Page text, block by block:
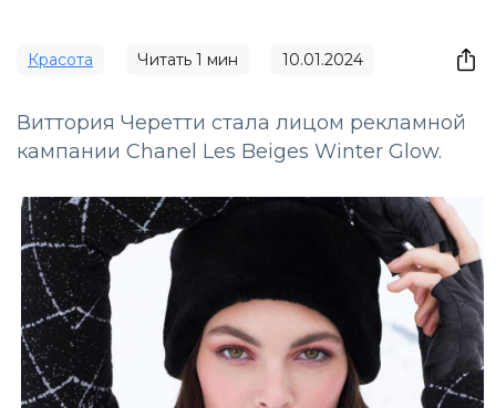
Красота Читать 1 мин 10.01.2024
Виттория Черетти стала лицом рекламной
кампании Chanel Les Beiges Winter Glow.